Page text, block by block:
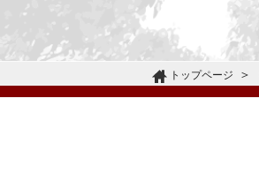
トップページ